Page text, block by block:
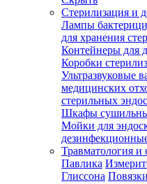
Стерилизация и
Лампы
для хранения
Контейнеры для
Коробки
Ультразвуковые
медицинских
стерильных
Шкафы
Мойки для
Травматология и
Павлика
Глиссона